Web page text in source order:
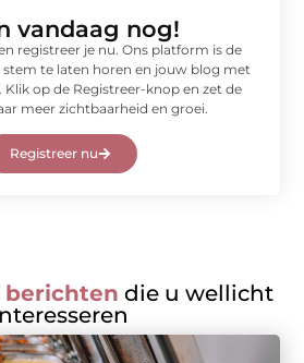
vandaag nog!
registreer je nu. Ons platform is de
te laten horen en jouw blog met
Klik op de Registreer-knop en zet de
meer zichtbaarheid en groei.
Registreer nu
berichten die u wellicht